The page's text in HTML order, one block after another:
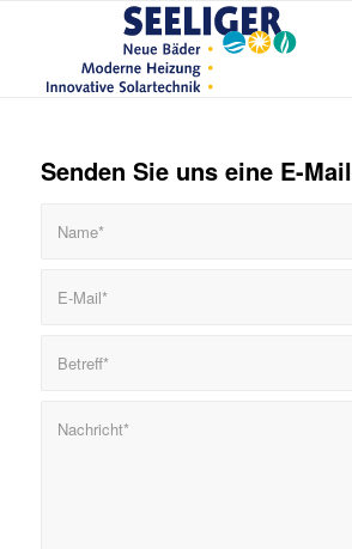
Senden Sie uns eine E-Mail